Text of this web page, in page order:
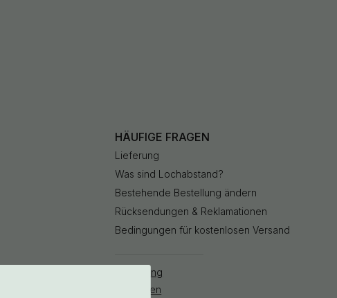
HÄUFIGE FRAGEN
Lieferung
Was sind Lochabstand?
Bestehende Bestellung ändern
Rücksendungen & Reklamationen
Bedingungen für kostenlosen Versand
Bestellung
stornieren